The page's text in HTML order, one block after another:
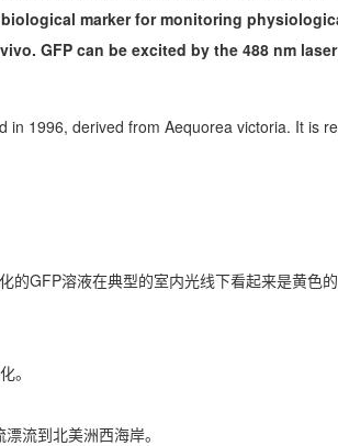
biological marker for monitoring
GFP can be excited by the 488 nm
1996, derived from Aequorea victoria. It is
GFP溶液在典型的室内光线下看起来是黄色
。
流到北美洲西海岸。